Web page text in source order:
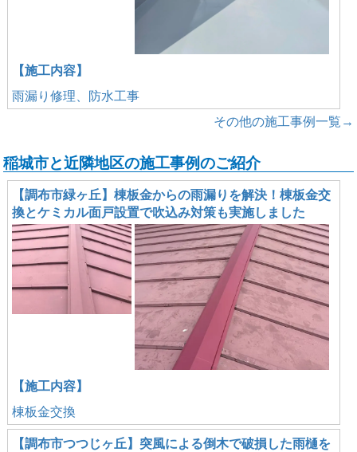
【施工内容】
雨漏り修理、防水工事
その他の施工事例一覧→
稲城市と近隣地区の施工事例のご紹介
【調布市緑ヶ丘】棟板金からの雨漏りを解決！棟板金交
換とケミカル面戸設置で吹込み対策も実施しました
【施工内容】
棟板金交換
【調布市つつじヶ丘】突風による倒木で破損した雨樋を